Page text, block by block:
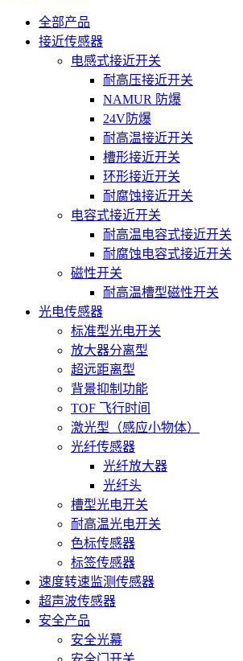
全部产品
接近传感器
电感式接近开关
耐高压接近开关
NAMUR 防爆
24V防爆
耐高温接近开关
槽形接近开关
环形接近开关
耐腐蚀接近开关
电容式接近开关
耐高温电容式接近开关
耐腐蚀电容式接近开关
磁性开关
耐高温槽型磁性开关
光电传感器
标准型光电开关
放大器分离型
超远距离型
背景抑制功能
TOF 飞行时间
激光型（感应小物体）
光纤传感器
光纤放大器
光纤头
槽型光电开关
耐高温光电开关
色标传感器
标签传感器
速度转速监测传感器
超声波传感器
安全产品
安全光幕